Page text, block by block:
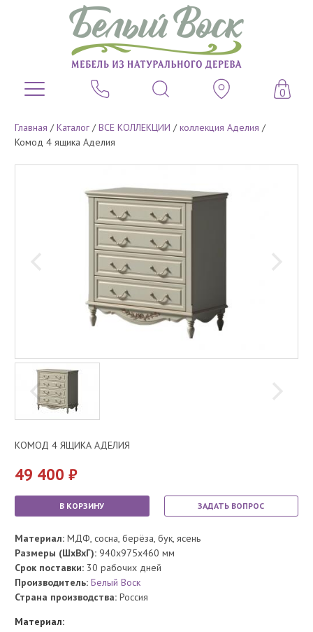
0
Главная /Каталог /ВСЕ КОЛЛЕКЦИИ /коллекция Аделия /
Комод 4 ящика Аделия
КОМОД 4 ЯЩИКА АДЕЛИЯ
49 400
В КОРЗИНУ ЗАДАТЬ ВОПРОС
Материал: МДФ, сосна, берёза, бук, ясень
Размеры (ШхВхГ): 940x975x460 мм
Срок поставки: 30 рабочих дней
Производитель: Белый Воск
Страна производства: Россия
Материал: